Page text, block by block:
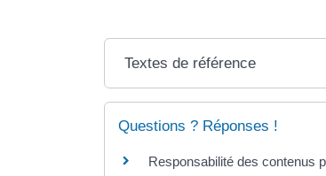
Textes de référence
Questions ? Réponses !
Responsabilité des contenus